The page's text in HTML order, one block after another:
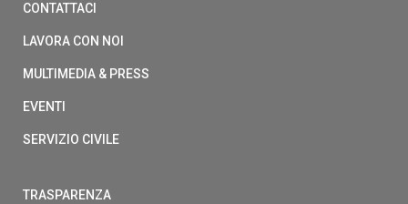
CONTATTACI
LAVORA CON NOI
MULTIMEDIA & PRESS
EVENTI
SERVIZIO CIVILE
TRASPARENZA